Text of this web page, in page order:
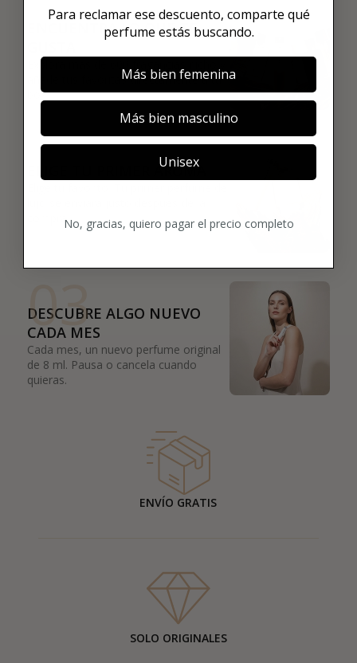
01
ENCUENTRA LO QUE TE
Explora más de 600 fragancias nicho y
añade tus favoritas directamente a tu
box.
02
ELIGE TU PRIMER AROMA
compra.
03
DESCUBRE ALGO NUEVO
CADA MES
Cada mes, un nuevo perfume original
de 8 ml. Pausa o cancela cuando
quieras.
ENVÍO GRATIS
SOLO ORIGINALES
Para reclamar ese descuento, comparte qué
perfume estás buscando.
Más bien femenina
Más bien masculino
Unisex
No, gracias, quiero pagar el precio completo